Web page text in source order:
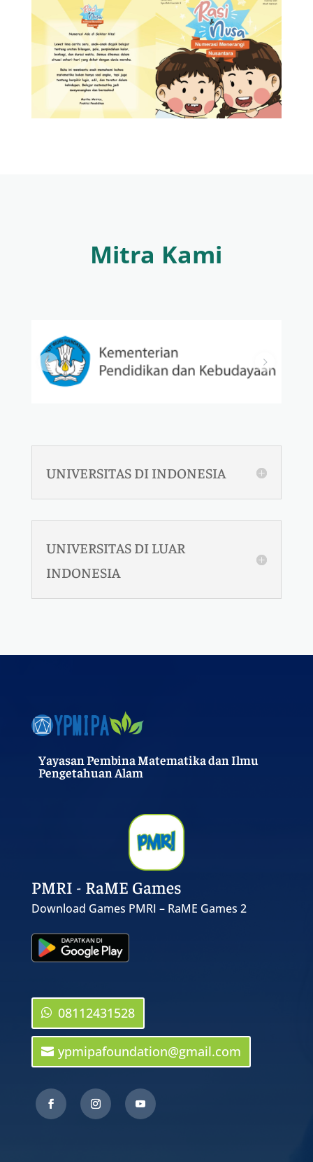
Mitra Kami
UNIVERSITAS DI INDONESIA
UNIVERSITAS DI LUAR
INDONESIA
Yayasan Pembina Matematika dan Ilmu
Pengetahuan Alam
PMRI - RaME Games
Download Games PMRI – RaME Games 2
08112431528
ypmipafoundation@gmail.com